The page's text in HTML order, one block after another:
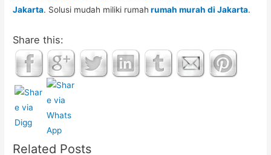
Jakarta. Solusi mudah miliki rumah rumah murah di Jakarta.
Share this:
Related Posts